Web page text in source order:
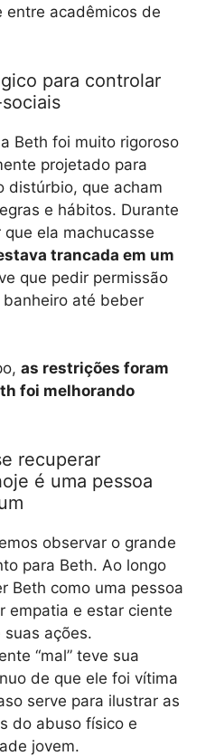
entre acadêmicos de
para controlar
Beth foi muito rigoroso
projetado para
distúrbio, que acham
e hábitos. Durante
ela machucasse
trancada em um
que pedir permissão
até beber
as restrições foram
foi melhorando
recuperar
é uma pessoa
observar o grande
para Beth. Ao longo
Beth como uma pessoa
empatia e estar ciente
ações.
“mal” teve sua
de que ele foi vítima
serve para ilustrar as
do abuso físico e
jovem.